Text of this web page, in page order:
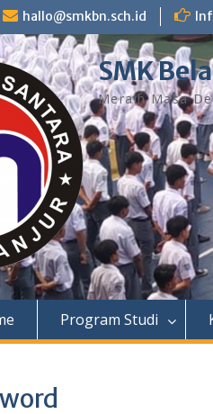
hallo@smkbn.sch.id
SMK
Meraih Masa
Program Studi